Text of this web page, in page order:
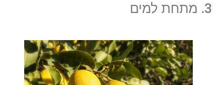
3. מתחת למים